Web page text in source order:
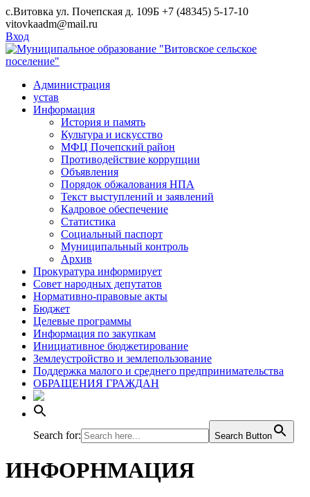
Skip
to
content
с.Витовка ул. Почепская д. 109Б +7 (48345) 5-17-10
vitovkaadm@mail.ru
Вход
Администрация
устав
Информация
История и память
Культура и искусство
МФЦ Почепский район
Противодействие коррупции
Объявления
Порядок обжалования НПА
Текст выступлений и заявлений
Кадровое обеспечение
Статистика
Социальный паспорт
Муниципальный контроль
Архив
Прокуратура информирует
Совет народных депутатов
Нормативно-правовые акты
Бюджет
Целевые программы
Информация по закупкам
Инициативное бюджетирование
Землеустройство и землепользование
Поддержка малого и среднего предпринимательства
ОБРАЩЕНИЯ ГРАЖДАН
Search for: Search Button
ИНФОРНМАЦИЯ